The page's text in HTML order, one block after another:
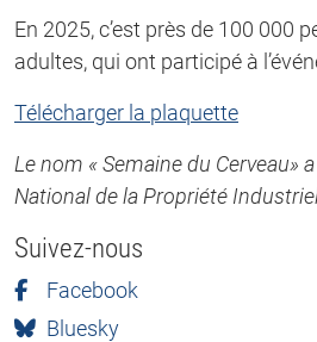
En 2025, c’est près de 100 000
adultes, qui ont participé à
Télécharger la plaquette
Le nom « Semaine du Cerveau»
National de la Propriété
Suivez-nous
Facebook
Bluesky